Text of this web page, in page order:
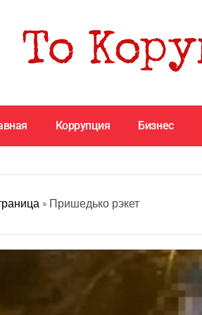
Коррупция Бизнес
» Пришедько рэкет